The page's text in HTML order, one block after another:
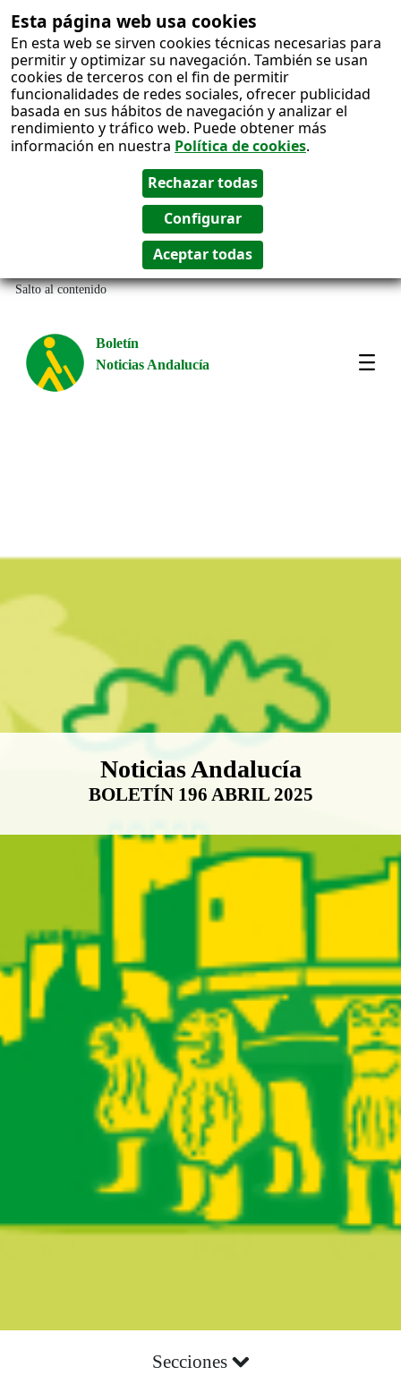
Esta página web usa cookies
En esta web se sirven cookies técnicas necesarias para
permitir y optimizar su navegación. También se usan
cookies de terceros con el fin de permitir
funcionalidades de redes sociales, ofrecer publicidad
basada en sus hábitos de navegación y analizar el
rendimiento y tráfico web. Puede obtener más
información en nuestra Política de cookies.
Salto al contenido
Boletín
Noticias Andalucía
Boletín Noticias Andalucía
Noticias Andalucía
BOLETÍN 196 ABRIL 2025
Secciones